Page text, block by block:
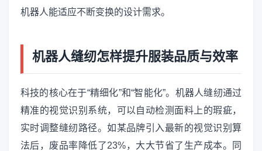
机器人能适应不断变换的设计需求。
机器人缝纫怎样提升服装品质与效率
科技的核心在于“精细化”和“智能化”。机器人缝纫通过
精准的视觉识别系统，可以自动检测面料上的瑕疵，
实时调整缝纫路径。如某品牌引入最新的视觉识别算
法后，废品率降低了23%，大大节省了生产成本。同